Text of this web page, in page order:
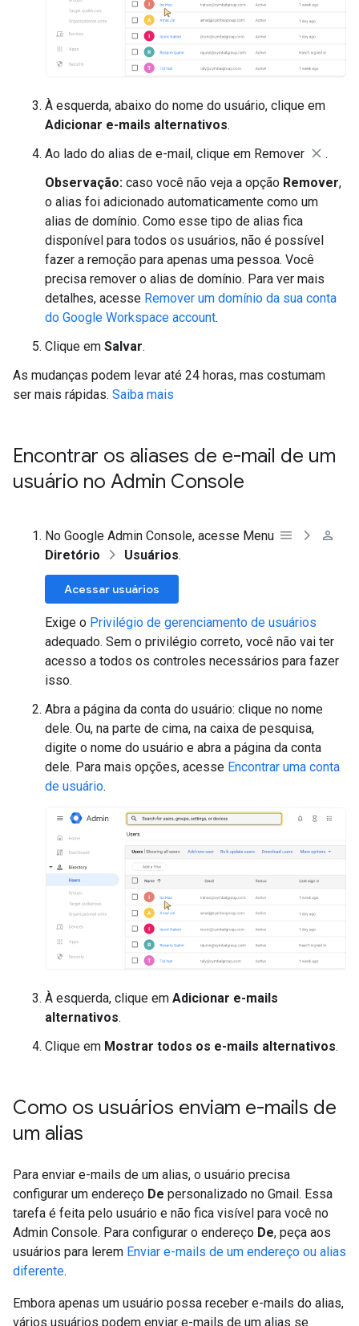
À esquerda, abaixo do nome do usuário, clique em
Adicionar e-mails alternativos.
Ao lado do alias de e-mail, clique em Remover
.
Observação: caso você não veja a opção Remover,
o alias foi adicionado automaticamente como um
alias de domínio. Como esse tipo de alias fica
disponível para todos os usuários, não é possível
fazer a remoção para apenas uma pessoa. Você
precisa remover o alias de domínio. Para ver mais
detalhes, acesse Remover um domínio da sua conta
do Google Workspace account.
Clique em Salvar.
As mudanças podem levar até 24 horas, mas costumam
ser mais rápidas. Saiba mais
Encontrar os aliases de e-mail de um
usuário no Admin Console
No Google Admin Console, acesse Menu
Diretório
Usuários.
Acessar usuários
Exige o Privilégio de gerenciamento de usuários
adequado. Sem o privilégio correto, você não vai ter
acesso a todos os controles necessários para fazer
isso.
Abra a página da conta do usuário: clique no nome
dele. Ou, na parte de cima, na caixa de pesquisa,
digite o nome do usuário e abra a página da conta
dele. Para mais opções, acesse Encontrar uma conta
de usuário.
À esquerda, clique em Adicionar e-mails
alternativos.
Clique em Mostrar todos os e-mails alternativos.
Como os usuários enviam e-mails de
um alias
Para enviar e-mails de um alias, o usuário precisa
configurar um endereço De personalizado no Gmail. Essa
tarefa é feita pelo usuário e não fica visível para você no
Admin Console. Para configurar o endereço De, peça aos
usuários para lerem Enviar e-mails de um endereço ou alias
diferente.
Embora apenas um usuário possa receber e-mails do alias,
vários usuários podem enviar e-mails de um alias se